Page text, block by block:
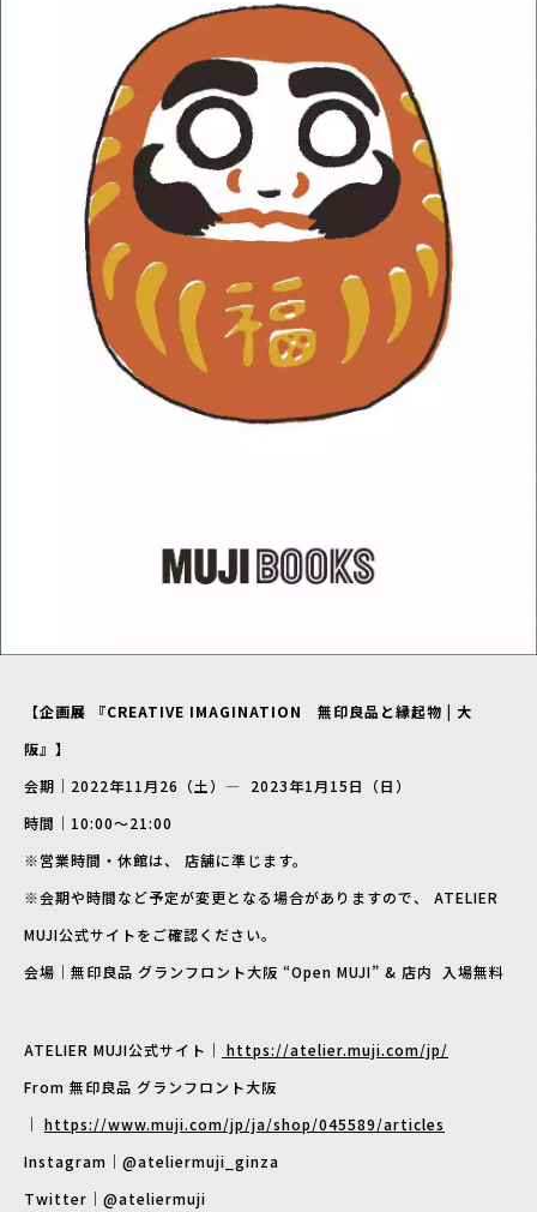
【企画展 『CREATIVE IMAGINATION 無印良品と縁起物 | 大
阪』】
会期｜2022年11月26（土）― 2023年1月15日（日）
時間｜10:00～21:00
※営業時間・休館は、 店舗に準じます。
※会期や時間など予定が変更となる場合がありますので、 ATELIER
MUJI公式サイトをご確認ください。
会場｜無印良品 グランフロント大阪 “Open MUJI” & 店内 入場無料
ATELIER MUJI公式サイト｜ https://atelier.muji.com/jp/
From 無印良品 グランフロント大阪
｜ https://www.muji.com/jp/ja/shop/045589/articles
Instagram｜@ateliermuji_ginza
Twitter｜@ateliermuji